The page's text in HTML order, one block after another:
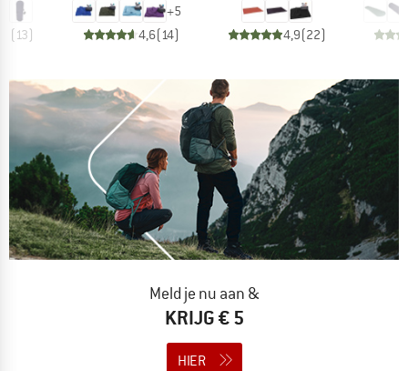
(13)
+5
4,6(14) 4,9(22)
Meld je nu aan &
KRIJG € 5
HIER